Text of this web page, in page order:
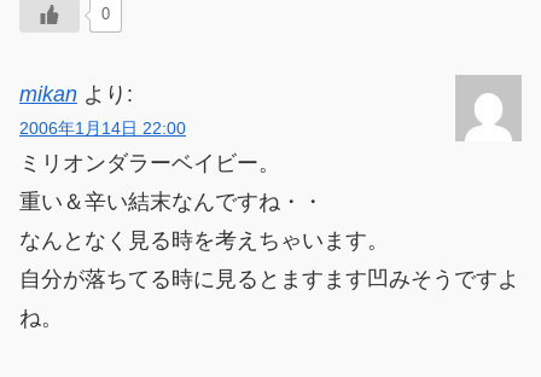
0
mikan より:
2006年1月14日 22:00
ミリオンダラーベイビー。
重い＆辛い結末なんですね・・
なんとなく見る時を考えちゃいます。
自分が落ちてる時に見るとますます凹みそうですよ
ね。